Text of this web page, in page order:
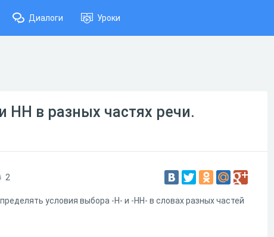
Диалоги Уроки
НН в разных частях речи.
2
условия выбора -Н- и -НН- в словах разных частей